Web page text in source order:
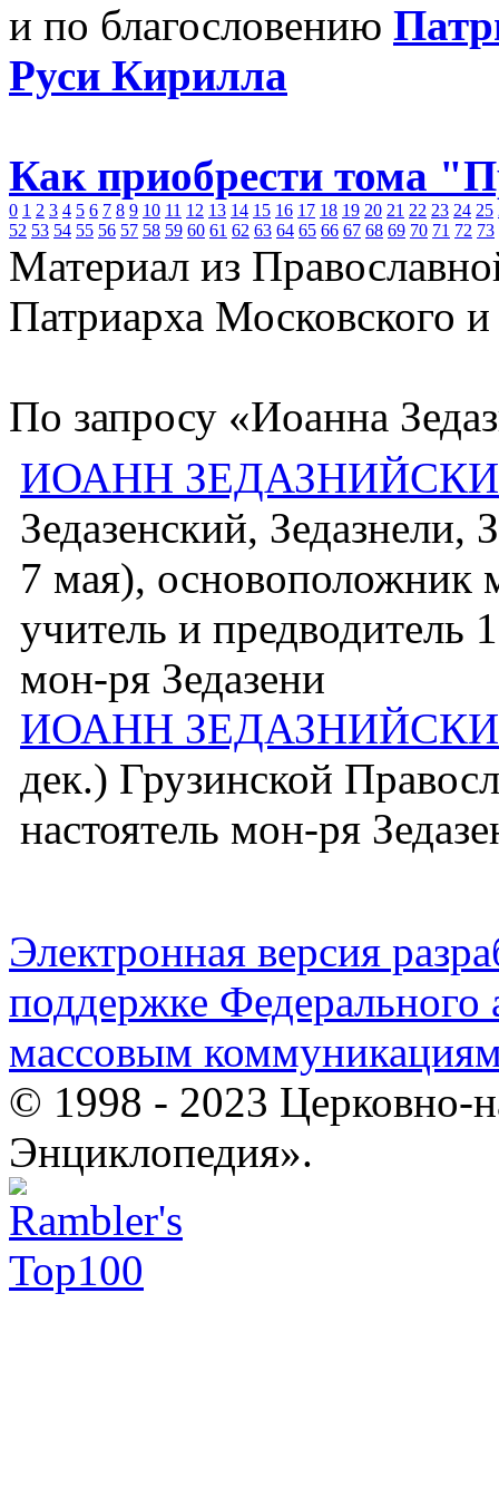
и по благословению
Руси Кирилла
Как приобрести тома
0 1 2 3 4 5 6 7 8 9 10 11 12 13 14 15 16 17 18 19 20 21 22 23 24 25
52 53 54 55 56 57 58 59 60 61 62 63 64 65 66 67 68 69 70 71 72 73
Материал из
Патриарха Московского
По запросу «Иоанна
ИОАНН
Зедазенский,
7 мая), основоположник
учитель и предводитель
мон-ря Зедазени
ИОАНН
дек.) Грузинской
настоятель мон-ря
Электронная версия
поддержке Федерального
массовым
© 1998 - 2023 Церковно-
Энциклопедия».